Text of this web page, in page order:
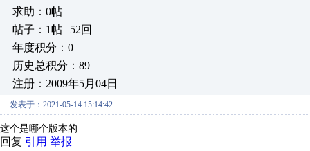
求助：0帖
帖子：1帖 | 52回
年度积分：0
历史总积分：89
注册：2009年5月04日
发表于：2021-05-14 15:14:42
这个是哪个版本的
回复 引用 举报